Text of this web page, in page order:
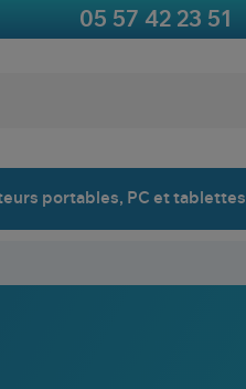
05 57 42 23 51
portables, PC et tablettes